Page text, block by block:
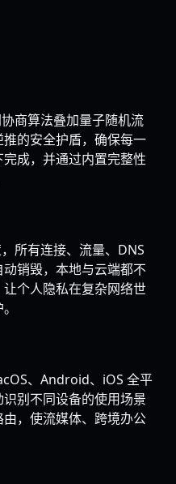
商算法叠加量子随机流
的安全护盾，确保每一
成，并通过内置完整性
所有连接、流量、DNS
销毁，本地与云端都不
个人隐私在复杂网络世
、Android、iOS 全平
别不同设备的使用场景
，使流媒体、跨境办公